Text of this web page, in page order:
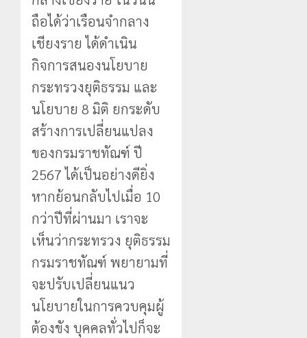
ถือได้ว่าเรือนจำกลาง
เชียงราย ได้ดำเนิน
กิจการสนองนโยบาย
กระทรวงยุติธรรม และ
นโยบาย 8 มิติ ยกระดับ
สร้างการเปลี่ยนแปลง
ของกรมราชทัณฑ์ ปี
2567 ได้เป็นอย่างดียิ่ง
หากย้อนกลับไปเมื่อ 10
กว่าปีที่ผ่านมา เราจะ
เห็นว่ากระทรวง ยุติธรรม
กรมราชทัณฑ์ พยายามที่
จะปรับเปลี่ยนแนว
นโยบายในการควบคุมผู้
ต้องขัง บุคคลทั่วไปก็จะ